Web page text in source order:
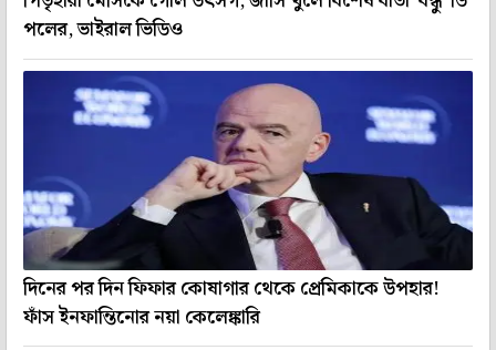
পলের, ভাইরাল ভিডিও
দিনের পর দিন ফিফার কোষাগার থেকে প্রেমিকাকে উপহার!
ফাঁস ইনফান্তিনোর নয়া কেলেঙ্কারি